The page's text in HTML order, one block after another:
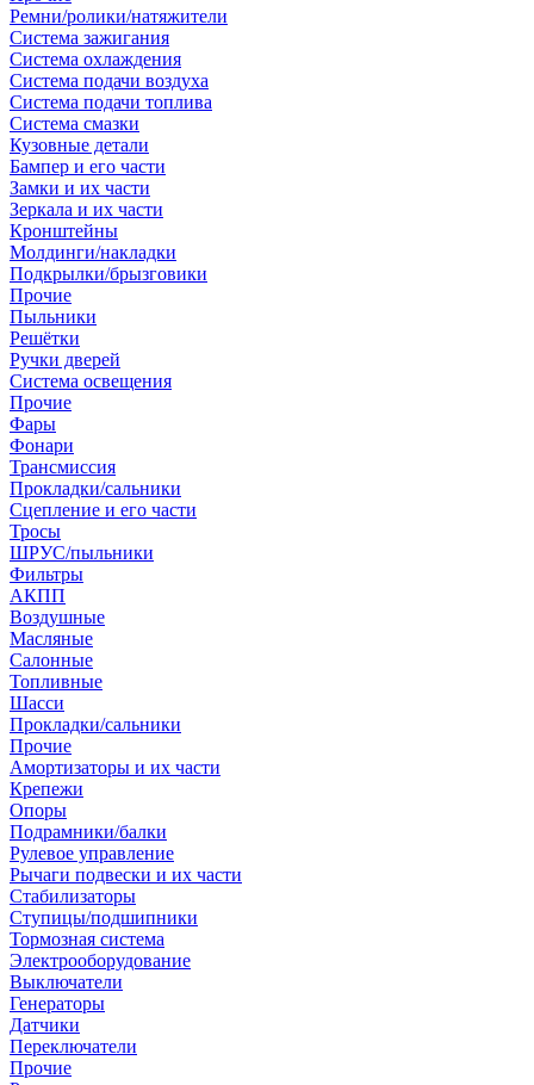
Ремни/ролики/натяжители
Система зажигания
Система охлаждения
Система подачи воздуха
Система подачи топлива
Система смазки
Кузовные детали
Бампер и его части
Замки и их части
Зеркала и их части
Кронштейны
Молдинги/накладки
Подкрылки/брызговики
Прочие
Пыльники
Решётки
Ручки дверей
Система освещения
Прочие
Фары
Фонари
Трансмиссия
Прокладки/сальники
Сцепление и его части
Тросы
ШРУС/пыльники
Фильтры
АКПП
Воздушные
Масляные
Салонные
Топливные
Шасси
Прокладки/сальники
Прочие
Амортизаторы и их части
Крепежи
Опоры
Подрамники/балки
Рулевое управление
Рычаги подвески и их части
Стабилизаторы
Ступицы/подшипники
Тормозная система
Электрооборудование
Выключатели
Генераторы
Датчики
Переключатели
Прочие